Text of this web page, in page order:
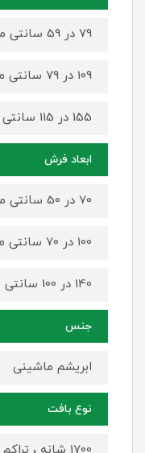
79 در 59 سانتی متر (برای سایز 70 در 50)
109 در 79 سانتی متر (برای سایز 100 در 70)
155 در 115 سانتی متر (برای سایز 140 در 100)
ابعاد فرش
70 در 50 سانتی متر
100 در 70 سانتی متر
140 در 100 سانتی متر
جنس
ابریشم ماشینی
نوع بافت